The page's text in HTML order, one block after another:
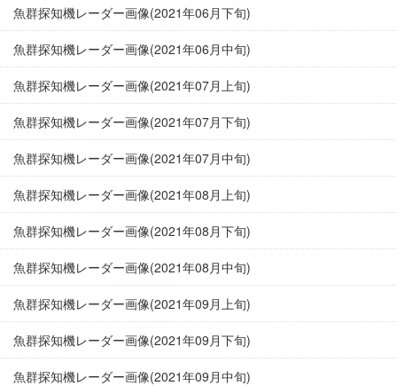
魚群探知機レーダー画像(2021年06月下旬)
魚群探知機レーダー画像(2021年06月中旬)
魚群探知機レーダー画像(2021年07月上旬)
魚群探知機レーダー画像(2021年07月下旬)
魚群探知機レーダー画像(2021年07月中旬)
魚群探知機レーダー画像(2021年08月上旬)
魚群探知機レーダー画像(2021年08月下旬)
魚群探知機レーダー画像(2021年08月中旬)
魚群探知機レーダー画像(2021年09月上旬)
魚群探知機レーダー画像(2021年09月下旬)
魚群探知機レーダー画像(2021年09月中旬)